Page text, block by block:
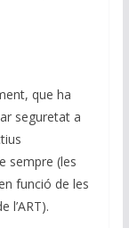
que ha
seguretat a
sempre (les
funció de les
l’ART).